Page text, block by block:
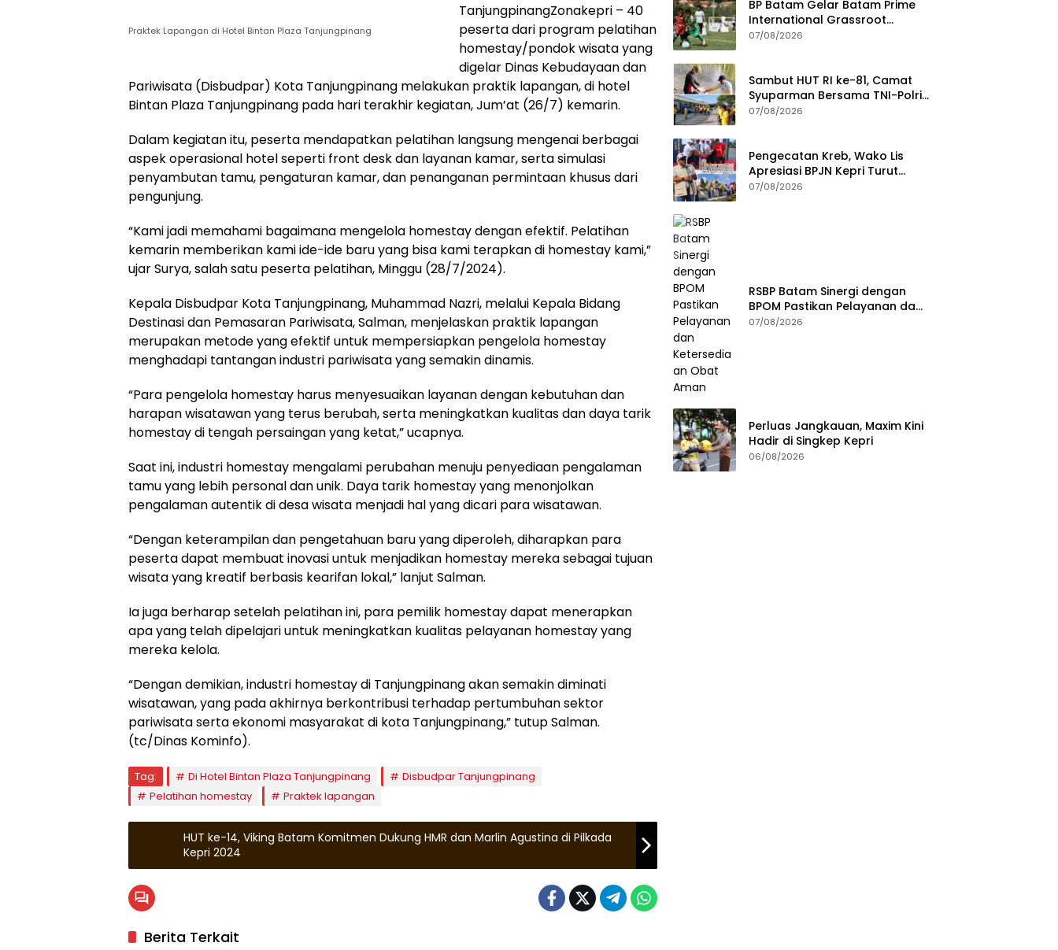
Praktek Lapangan di Hotel Bintan Plaza Tanjungpinang
TanjungpinangZonakepri – 40
peserta dari program pelatihan
homestay/pondok wisata yang
digelar Dinas Kebudayaan dan
Pariwisata (Disbudpar) Kota Tanjungpinang melakukan praktik lapangan, di hotel
Bintan Plaza Tanjungpinang pada hari terakhir kegiatan, Jum’at (26/7) kemarin.
Dalam kegiatan itu, peserta mendapatkan pelatihan langsung mengenai berbagai
aspek operasional hotel seperti front desk dan layanan kamar, serta simulasi
penyambutan tamu, pengaturan kamar, dan penanganan permintaan khusus dari
pengunjung.
“Kami jadi memahami bagaimana mengelola homestay dengan efektif. Pelatihan
kemarin memberikan kami ide-ide baru yang bisa kami terapkan di homestay kami,”
ujar Surya, salah satu peserta pelatihan, Minggu (28/7/2024).
Kepala Disbudpar Kota Tanjungpinang, Muhammad Nazri, melalui Kepala Bidang
Destinasi dan Pemasaran Pariwisata, Salman, menjelaskan praktik lapangan
merupakan metode yang efektif untuk mempersiapkan pengelola homestay
menghadapi tantangan industri pariwisata yang semakin dinamis.
“Para pengelola homestay harus menyesuaikan layanan dengan kebutuhan dan
harapan wisatawan yang terus berubah, serta meningkatkan kualitas dan daya tarik
homestay di tengah persaingan yang ketat,” ucapnya.
Saat ini, industri homestay mengalami perubahan menuju penyediaan pengalaman
tamu yang lebih personal dan unik. Daya tarik homestay yang menonjolkan
pengalaman autentik di desa wisata menjadi hal yang dicari para wisatawan.
“Dengan keterampilan dan pengetahuan baru yang diperoleh, diharapkan para
peserta dapat membuat inovasi untuk menjadikan homestay mereka sebagai tujuan
wisata yang kreatif berbasis kearifan lokal,” lanjut Salman.
Ia juga berharap setelah pelatihan ini, para pemilik homestay dapat menerapkan
apa yang telah dipelajari untuk meningkatkan kualitas pelayanan homestay yang
mereka kelola.
“Dengan demikian, industri homestay di Tanjungpinang akan semakin diminati
wisatawan, yang pada akhirnya berkontribusi terhadap pertumbuhan sektor
pariwisata serta ekonomi masyarakat di kota Tanjungpinang,” tutup Salman.
(tc/Dinas Kominfo).
Tag: Di Hotel Bintan Plaza Tanjungpinang
Disbudpar Tanjungpinang
Pelatihan homestay
Praktek lapangan
HUT ke-14, Viking Batam Komitmen Dukung HMR dan Marlin Agustina di Pilkada
Kepri 2024
Berita Terkait
Tanjungpinang
BP Batam Gelar Batam Prime
International Grassroot
Football Festival 2026
07/08/2026
Sambut HUT RI ke-81, Camat
Syuparman Bersama TNI-Polri
dan Instansi Goro di Pantai
07/08/2026
Pengecatan Kreb, Wako Lis
Apresiasi BPJN Kepri Turut
Jaga Kebersihan dan
07/08/2026
RSBP Batam Sinergi dengan
BPOM Pastikan Pelayanan dan
Ketersediaan Obat Aman
07/08/2026
Perluas Jangkauan, Maxim Kini
Hadir di Singkep Kepri
06/08/2026